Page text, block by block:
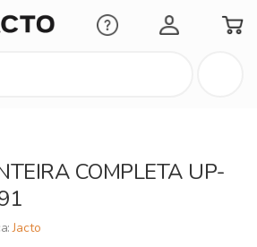
Minha Conta
COMPLETA UP-
Jacto